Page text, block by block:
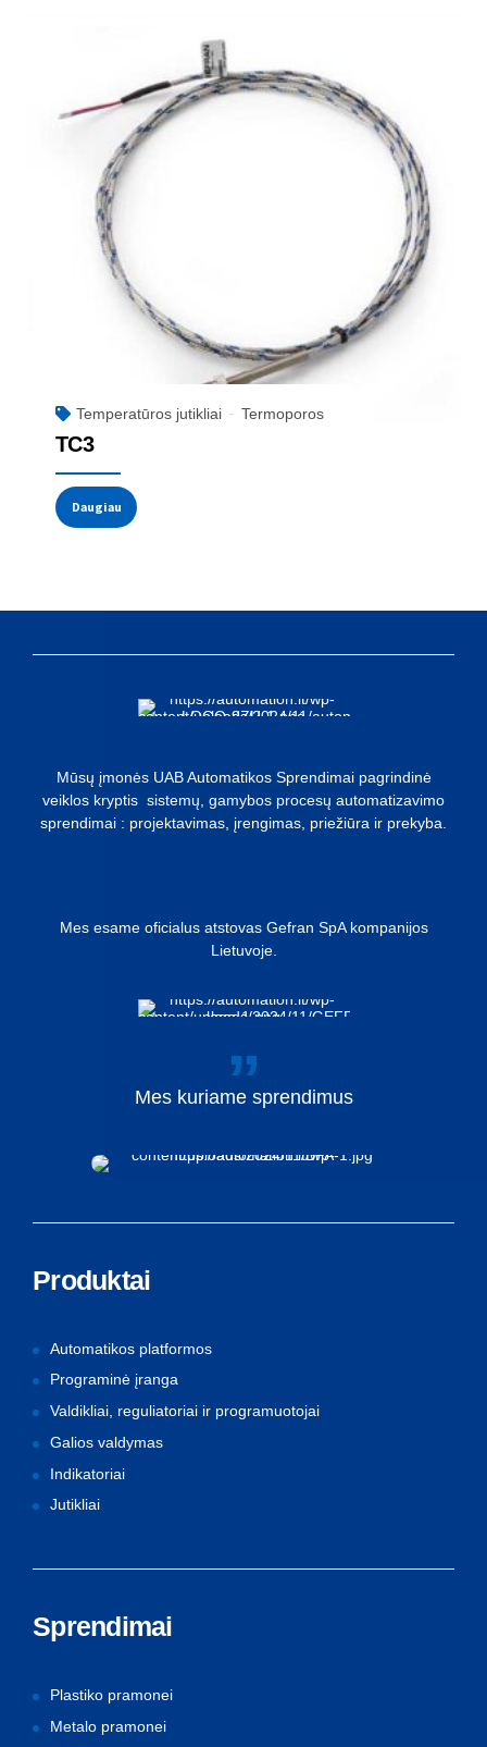
Temperatūros jutikliai Termoporos
TC3
Daugiau
Mūsų įmonės UAB Automatikos Sprendimai pagrindinė
veiklos kryptis sistemų, gamybos procesų automatizavimo
sprendimai : projektavimas, įrengimas, priežiūra ir prekyba.
Mes esame oficialus atstovas Gefran SpA kompanijos
Lietuvoje.
Mes kuriame sprendimus
Produktai
Automatikos platformos
Programinė įranga
Valdikliai, reguliatoriai ir programuotojai
Galios valdymas
Indikatoriai
Jutikliai
Sprendimai
Plastiko pramonei
Metalo pramonei